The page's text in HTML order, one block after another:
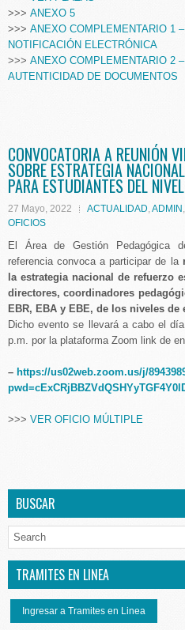
>>> ANEXO 5
>>> ANEXO COMPLEMENTARIO 1
NOTIFICACIÓN ELECTRÓNICA
>>> ANEXO COMPLEMENTARIO 2
AUTENTICIDAD DE DOCUMENTOS
CONVOCATORIA A REUNIÓN
SOBRE ESTRATEGIA
PARA ESTUDIANTES DEL
27 Mayo, 2022 ACTUALIDAD,ADMIN ,
OFICIOS
El Área de Gestión Pedagógica
referencia convoca a participar de la
la estrategia nacional de refuerzo
directores, coordinadores
EBR, EBA y EBE, de los niveles
Dicho evento se llevará a cabo el
p.m. por la plataforma Zoom link de
– https://us02web.zoom.us/j/
>>> VER OFICIO MÚLTIPLE
BUSCAR
TRAMITES EN LINEA
Ingresar a Tramites en Linea